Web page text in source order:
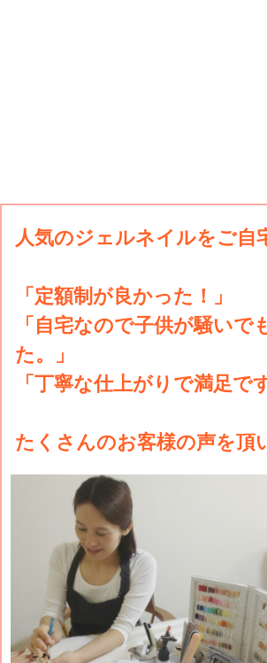
人気のジェルネイルをご自
「定額制が良かった！」
「自宅なので子供が騒いで
た。」
「丁寧な仕上がりで満足で
たくさんのお客様の声を頂